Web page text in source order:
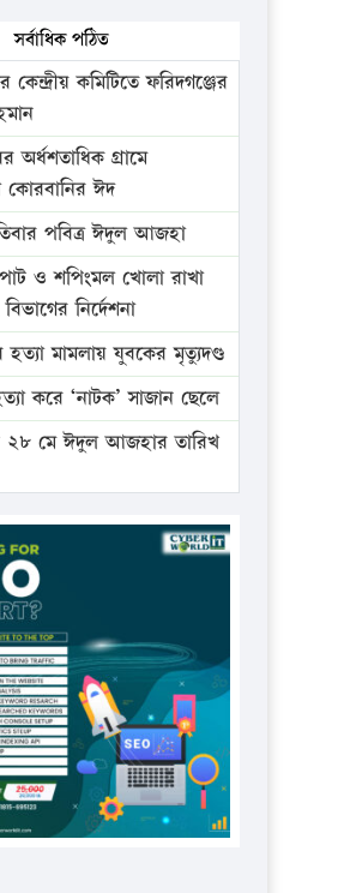
সর্বাধিক পঠিত
কমিটিতে ফরিদগঞ্জের
অর্ধশতাধিক গ্রামে
ঈদ
পবিত্র ঈদুল আজহা
ও শপিংমল খোলা রাখা
নির্দেশনা
মামলায় যুবকের মৃত্যুদণ্ড
করে ‘নাটক’ সাজান ছেলে
মে ঈদুল আজহার তারিখ
আদালতে দুইটি প্রতিষ্ঠানকে
৪০হাজার টাকা জরিমানা।
ভাড়া বাড়ল
২১ শতাংশ বিদ্যুতের দাম
পিডিবির
ও ২৫ মে ফেনী সফরে
গৌরবময় অর্জন: পূর্ণ
যুক্তরাষ্ট্রে পিএইচডি করছেন